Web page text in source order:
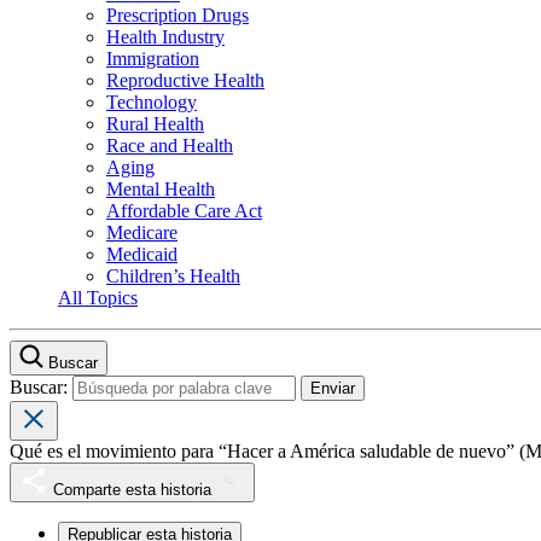
Prescription Drugs
Health Industry
Immigration
Reproductive Health
Technology
Rural Health
Race and Health
Aging
Mental Health
Affordable Care Act
Medicare
Medicaid
Children’s Health
All Topics
Buscar
Buscar:
Qué es el movimiento para “Hacer a América saludable de nuevo”
Comparte esta historia
Republicar esta historia